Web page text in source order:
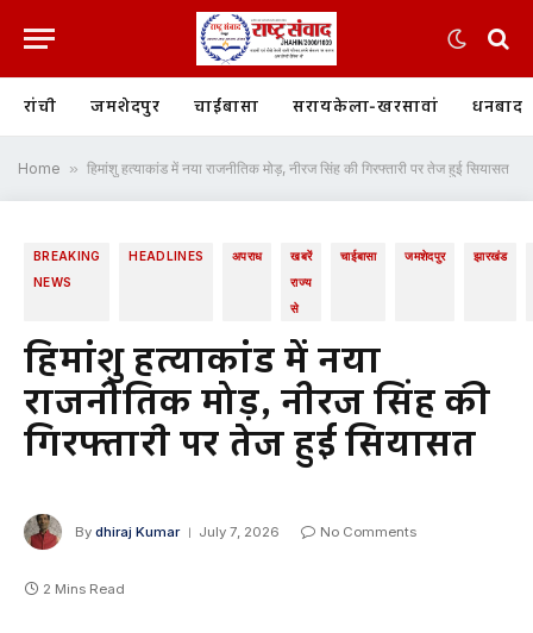
रांची जमशेदपुर चाईबासा सरायकेला-खरसावां धनबाद
Home » हिमांशु हत्याकांड में नया राजनीतिक मोड़, नीरज सिंह की गिरफ्तारी पर तेज हुई सियासत
BREAKING
NEWS
HEADLINES अपराध
खबरें
राज्य
से
चाईबासा जमशेदपुर झारखंड
हिमांशु हत्याकांड में नया
राजनीतिक मोड़, नीरज सिंह की
गिरफ्तारी पर तेज हुई सियासत
By dhiraj Kumar July 7, 2026 No Comments
2 Mins Read